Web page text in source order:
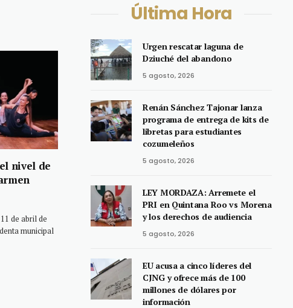
nivel de
de abril de
municipal
Última Hora
Urgen rescatar laguna de
Dziuché del abandono
5 agosto, 2026
Renán Sánchez Tajonar lanza
programa de entrega de kits de
libretas para estudiantes
cozumeleños
5 agosto, 2026
LEY MORDAZA: Arremete el
PRI en Quintana Roo vs Morena
y los derechos de audiencia
5 agosto, 2026
EU acusa a cinco líderes del
CJNG y ofrece más de 100
millones de dólares por
información